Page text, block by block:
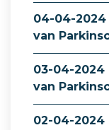
04-04-
van
03-04-
van
02-04-